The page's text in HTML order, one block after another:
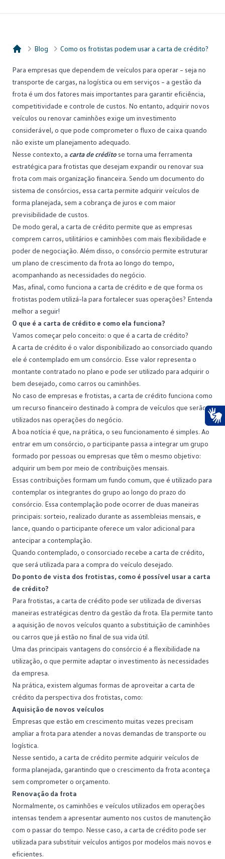
Blog Como os frotistas podem usar a carta de crédito?
Para empresas que dependem de veículos para operar – seja no
transporte de cargas, na logística ou em serviços – a gestão da
frota é um dos fatores mais importantes para garantir eficiência,
competitividade e controle de custos. No entanto, adquirir novos
veículos ou renovar caminhões exige um investimento
considerável, o que pode comprometer o fluxo de caixa quando
não existe um planejamento adequado.
Nesse contexto, a carta de crédito se torna uma ferramenta
estratégica para frotistas que desejam expandir ou renovar sua
frota com mais organização financeira. Sendo um documento do
sistema de consórcios, essa carta permite adquirir veículos de
forma planejada, sem a cobrança de juros e com maior
previsibilidade de custos.
De modo geral, a carta de crédito permite que as empresas
comprem carros, utilitários e caminhões com mais flexibilidade e
poder de negociação. Além disso, o consórcio permite estruturar
um plano de crescimento da frota ao longo do tempo,
acompanhando as necessidades do negócio.
Mas, afinal, como funciona a carta de crédito e de que forma os
frotistas podem utilizá-la para fortalecer suas operações? Entenda
melhor a seguir!
O que é a carta de crédito e como ela funciona?
Vamos começar pelo conceito: o que é a carta de crédito?
A carta de crédito é o valor disponibilizado ao consorciado quando
ele é contemplado em um consórcio. Esse valor representa o
montante contratado no plano e pode ser utilizado para adquirir o
bem desejado, como carros ou caminhões.
No caso de empresas e frotistas, a carta de crédito funciona como
um recurso financeiro destinado à compra de veículos que serão
utilizados nas operações do negócio.
A boa notícia é que, na prática, o seu funcionamento é simples. Ao
entrar em um consórcio, o participante passa a integrar um grupo
formado por pessoas ou empresas que têm o mesmo objetivo:
adquirir um bem por meio de contribuições mensais.
Essas contribuições formam um fundo comum, que é utilizado para
contemplar os integrantes do grupo ao longo do prazo do
consórcio. Essa contemplação pode ocorrer de duas maneiras
principais: sorteio, realizado durante as assembleias mensais, e
lance, quando o participante oferece um valor adicional para
antecipar a contemplação.
Quando contemplado, o consorciado recebe a carta de crédito,
que será utilizada para a compra do veículo desejado.
Do ponto de vista dos frotistas, como é possível usar a carta
de crédito?
Para frotistas, a carta de crédito pode ser utilizada de diversas
maneiras estratégicas dentro da gestão da frota. Ela permite tanto
a aquisição de novos veículos quanto a substituição de caminhões
ou carros que já estão no final de sua vida útil.
Uma das principais vantagens do consórcio é a flexibilidade na
utilização, o que permite adaptar o investimento às necessidades
da empresa.
Na prática, existem algumas formas de aproveitar a carta de
crédito da perspectiva dos frotistas, como:
Aquisição de novos veículos
Empresas que estão em crescimento muitas vezes precisam
ampliar a frota para atender a novas demandas de transporte ou
logística.
Nesse sentido, a carta de crédito permite adquirir veículos de
forma planejada, garantindo que o crescimento da frota aconteça
sem comprometer o orçamento.
Renovação da frota
Normalmente, os caminhões e veículos utilizados em operações
intensas tendem a apresentar aumento nos custos de manutenção
com o passar do tempo. Nesse caso, a carta de crédito pode ser
utilizada para substituir veículos antigos por modelos mais novos e
eficientes.